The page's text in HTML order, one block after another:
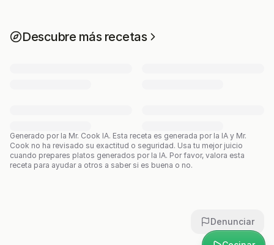
Descubre más recetas
Generado por la Mr. Cook IA. Esta receta es generada por la IA y Mr.
Cook no ha revisado su exactitud o seguridad. Usa tu mejor juicio
cuando prepares platos generados por la IA. Por favor, valora esta
receta para ayudar a otros a saber si es buena o no.
Denunciar